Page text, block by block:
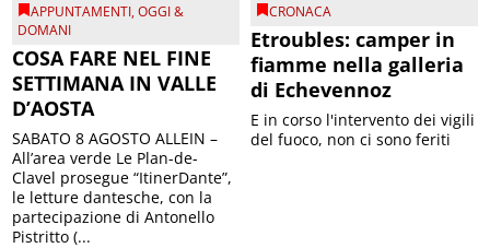
APPUNTAMENTI,OGGI &
DOMANI
COSA FARE NEL FINE
SETTIMANA IN VALLE
D’AOSTA
SABATO 8 AGOSTO ALLEIN –
All’area verde Le Plan-de-
Clavel prosegue “ItinerDante”,
le letture dantesche, con la
partecipazione di Antonello
Pistritto (...
CRONACA
Etroubles: camper in
fiamme nella galleria
di Echevennoz
E in corso l'intervento dei vigili
del fuoco, non ci sono feriti